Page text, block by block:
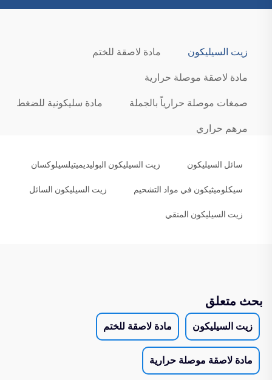
زيت السيليكون مادة لاصقة للختم
مادة لاصقة موصلة حرارية
صمغات موصلة حرارياً بالجملة مادة سليكونية للضغط
مرهم حراري
سائل السيليكون زيت السيليكون البوليديميتيلسيلوكسان
سيكلوميثيكون في مواد التشحيم زيت السيليكون السائل
زيت السيليكون المنقي
بحث متعلق
زيت السيليكون مادة لاصقة للختم
مادة لاصقة موصلة حرارية